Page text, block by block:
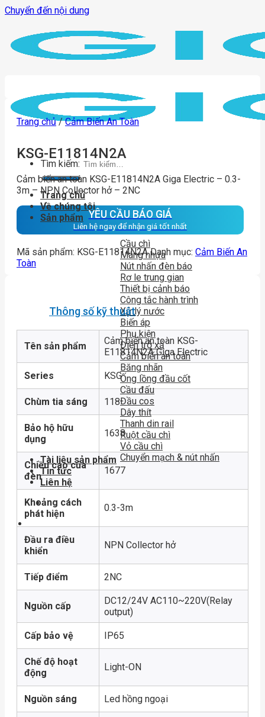
Chuyển đến nội dung
Tìm kiếm:
Trang chủ
Về chúng tôi
Sản phẩm
Cầu chì
Máng nhựa
Nút nhấn đèn báo
Rơ le trung gian
Thiết bị cảnh báo
Công tắc hành trình
Xử lý nước
Biến áp
Phụ kiện
Điện trở xả
Cảm biến an toàn
Băng nhãn
Ống lồng đầu cốt
Cầu đấu
Đầu cos
Dây thít
Thanh din rail
Ruột cầu chì
Vỏ cầu chì
Chuyển mạch & nút nhấn
Tài liệu sản phẩm
Tin tức
Liên hệ
Trang chủ / Cảm Biến An Toàn
KSG-E11814N2A
Cảm biến an toàn KSG-E11814N2A Giga Electric – 0.3-
3m – NPN Collector hở – 2NC
YÊU CẦU BÁO GIÁ
Liên hệ ngay để nhận giá tốt nhất
Mã sản phẩm: KSG-E11814N2A Danh mục: Cảm Biến An
Toàn
Thông số kỹ thuật
Tên sản phẩm
Cảm biến an toàn KSG-
E11814N2A Giga Electric
Series KSG
Chùm tia sáng 118
Bảo hộ hữu
dụng
1638
Chiều cao của
đèn
1677
Khoảng cách
phát hiện
0.3-3m
Đầu ra điều
khiển
NPN Collector hở
Tiếp điểm 2NC
Nguồn cấp
DC12/24V AC110~220V(Relay
output)
Cấp bảo vệ IP65
Chế độ hoạt
động
Light-ON
Nguồn sáng Led hồng ngoại